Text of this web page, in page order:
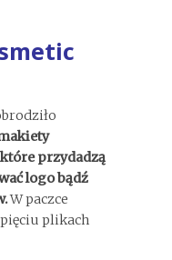
przydadzą
logo bądź
W paczce
plikach